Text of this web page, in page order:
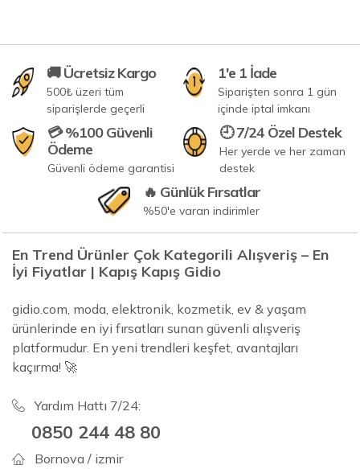
🚚 Ücretsiz Kargo
500₺ üzeri tüm
siparişlerde geçerli
1'e 1 İade
Siparişten sonra 1 gün
içinde iptal imkanı
💳 %100 Güvenli
Ödeme
Güvenli ödeme garantisi
🕘 7/24 Özel Destek
Her yerde ve her zaman
destek
🔥 Günlük Fırsatlar
%50'e varan indirimler
En Trend Ürünler Çok Kategorili Alışveriş – En
İyi Fiyatlar | Kapış Kapış Gidio
gidio.com, moda, elektronik, kozmetik, ev & yaşam
ürünlerinde en iyi fırsatları sunan güvenli alışveriş
platformudur. En yeni trendleri keşfet, avantajları
kaçırma! 🚀
Yardım Hattı 7/24:
0850 244 48 80
Bornova / izmir